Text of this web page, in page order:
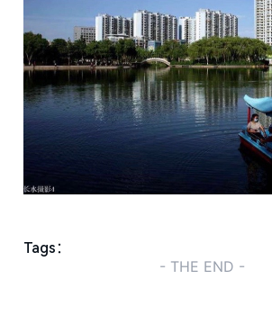
Tags：
- THE END -